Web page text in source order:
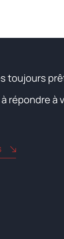
toujours
répondre à